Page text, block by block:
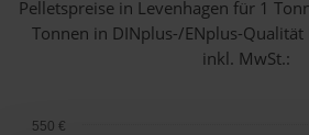
Pelletspreise in Levenhagen für 1
Tonnen in DINplus-/ENplus-
inkl. MwSt.:
550 €